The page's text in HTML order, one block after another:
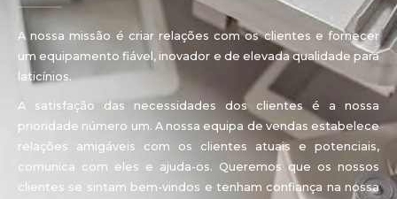
A nossa missão é criar relações com os clientes e fornecer
um equipamento fiável, inovador e de elevada qualidade para
laticínios.
A satisfação das necessidades dos clientes é a nossa
prioridade número um. A nossa equipa de vendas estabelece
relações amigáveis com os clientes atuais e potenciais,
comunica com eles e ajuda-os. Queremos que os nossos
clientes se sintam bem-vindos e tenham confiança na nossa